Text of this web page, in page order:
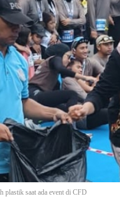
plastik saat ada event di CFD